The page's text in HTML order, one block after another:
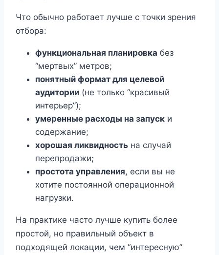
Что обычно работает лучше с точки зрения
отбора:
функциональная планировка без
“мертвых” метров;
понятный формат для целевой
аудитории (не только “красивый
интерьер”);
умеренные расходы на запуск и
содержание;
хорошая ликвидность на случай
перепродажи;
простота управления, если вы не
хотите постоянной операционной
нагрузки.
На практике часто лучше купить более
простой, но правильный объект в
подходящей локации, чем “интересную”